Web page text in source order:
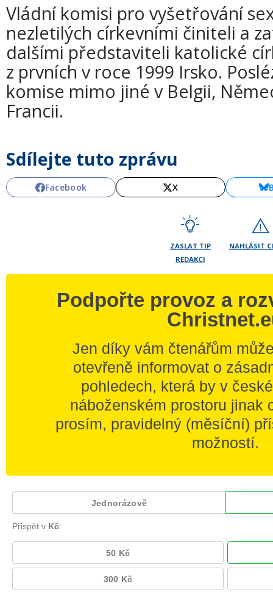
Vládní komisi pro vyšetřování
nezletilých církevními činiteli a
dalšími představiteli katolické
z prvních v roce 1999 Irsko.
komise mimo jiné v Belgii,
Francii.
Sdílejte tuto zprávu
Facebook X
ZASLAT TIP
REDAKCI
NAHLÁSIT